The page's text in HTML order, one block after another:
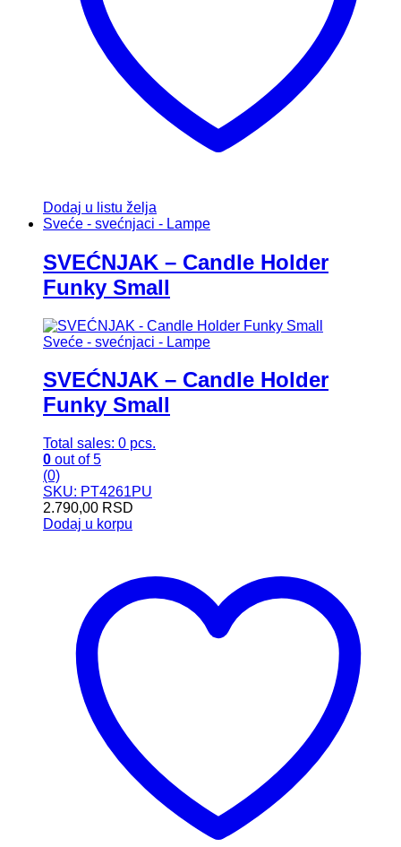
Dodaj u listu želja
Sveće - svećnjaci - Lampe
SVEĆNJAK – Candle Holder
Funky Small
Sveće - svećnjaci - Lampe
SVEĆNJAK – Candle Holder
Funky Small
Total sales: 0 pcs.
0 out of 5
(0)
SKU: PT4261PU
2.790,00 RSD
Dodaj u korpu